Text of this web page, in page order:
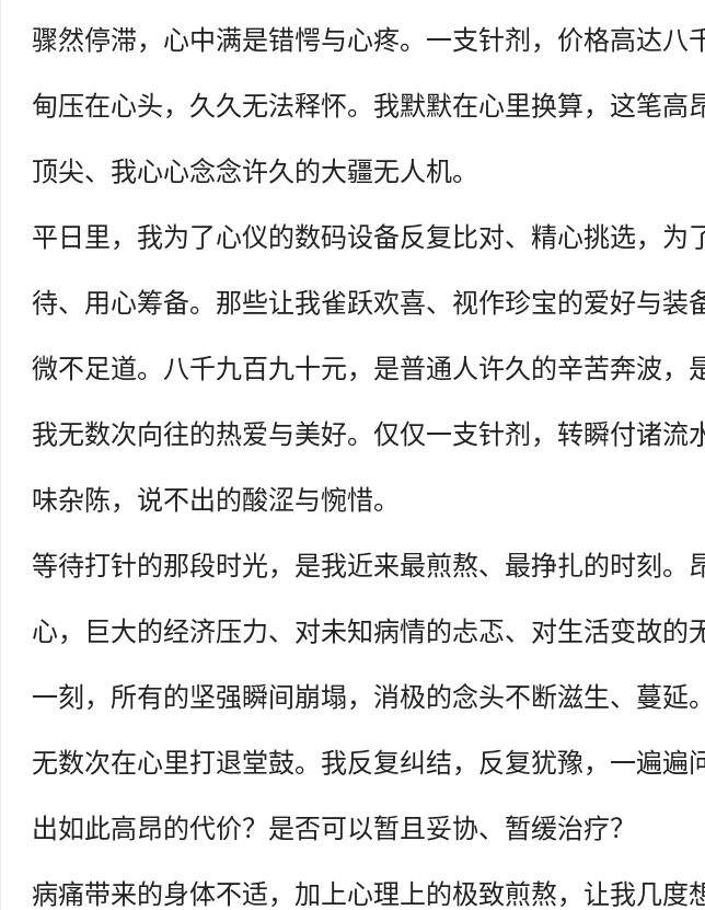
骤然停滞，心中满是错愕与心疼。一支针剂，价格高达八
甸压在心头，久久无法释怀。我默默在心里换算，这笔高
顶尖、我心心念念许久的大疆无人机。
平日里，我为了心仪的数码设备反复比对、精心挑选，为
待、用心筹备。那些让我雀跃欢喜、视作珍宝的爱好与装
微不足道。八千九百九十元，是普通人许久的辛苦奔波，
我无数次向往的热爱与美好。仅仅一支针剂，转瞬付诸流
味杂陈，说不出的酸涩与惋惜。
等待打针的那段时光，是我近来最煎熬、最挣扎的时刻。
心，巨大的经济压力、对未知病情的忐忑、对生活变故的
一刻，所有的坚强瞬间崩塌，消极的念头不断滋生、蔓延
无数次在心里打退堂鼓。我反复纠结，反复犹豫，一遍遍
出如此高昂的代价？是否可以暂且妥协、暂缓治疗？
病痛带来的身体不适，加上心理上的极致煎熬，让我几度